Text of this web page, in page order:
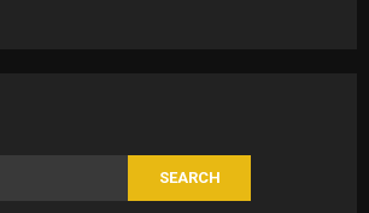
SEARCH